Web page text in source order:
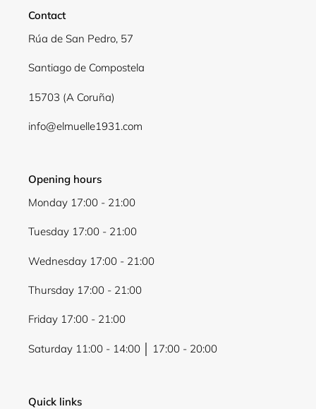
Contact
Rúa de San Pedro, 57
Santiago de Compostela
15703 (A Coruña)
info@elmuelle1931.com
Opening hours
Monday 17:00 - 21:00
Tuesday 17:00 - 21:00
Wednesday 17:00 - 21:00
Thursday 17:00 - 21:00
Friday 17:00 - 21:00
Saturday 11:00 - 14:00 │ 17:00 - 20:00
Quick links